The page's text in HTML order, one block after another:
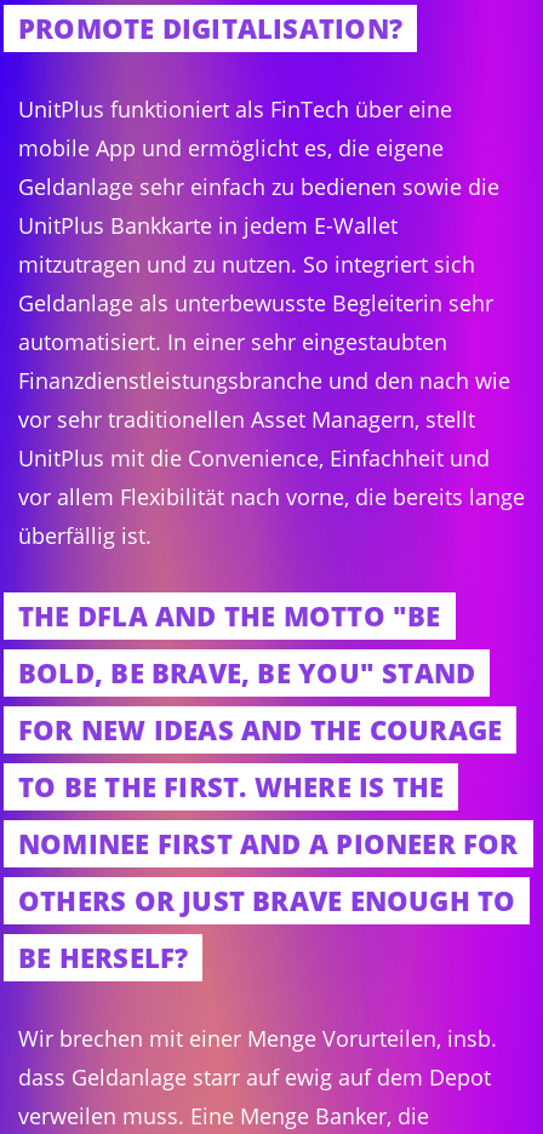
PROMOTE DIGITALISATION?
UnitPlus funktioniert als FinTech über eine
mobile App und ermöglicht es, die eigene
Geldanlage sehr einfach zu bedienen sowie die
UnitPlus Bankkarte in jedem E-Wallet
mitzutragen und zu nutzen. So integriert sich
Geldanlage als unterbewusste Begleiterin sehr
automatisiert. In einer sehr eingestaubten
Finanzdienstleistungsbranche und den nach wie
vor sehr traditionellen Asset Managern, stellt
UnitPlus mit die Convenience, Einfachheit und
vor allem Flexibilität nach vorne, die bereits lange
überfällig ist.
THE DFLA AND THE MOTTO "BE
BOLD, BE BRAVE, BE YOU" STAND
FOR NEW IDEAS AND THE COURAGE
TO BE THE FIRST. WHERE IS THE
NOMINEE FIRST AND A PIONEER FOR
OTHERS OR JUST BRAVE ENOUGH TO
BE HERSELF?
Wir brechen mit einer Menge Vorurteilen, insb.
dass Geldanlage starr auf ewig auf dem Depot
verweilen muss. Eine Menge Banker, die